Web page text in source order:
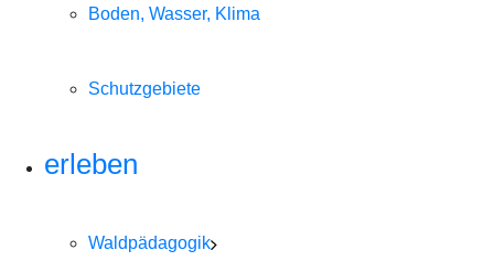
Boden, Wasser, Klima
Schutzgebiete
erleben
Waldpädagogik